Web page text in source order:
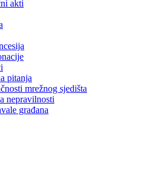
akti
pitanja
mrežnog sjedišta
nepravilnosti
građana